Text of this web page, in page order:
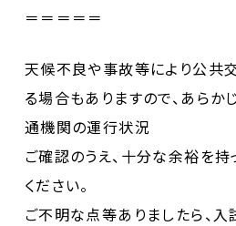
＝＝＝＝＝
天候不良や事故等により公共
る場合もありますので、あら
通機関の運行状況
ご確認のうえ、十分な余裕を
ください。
ご不明な点等ありましたら、